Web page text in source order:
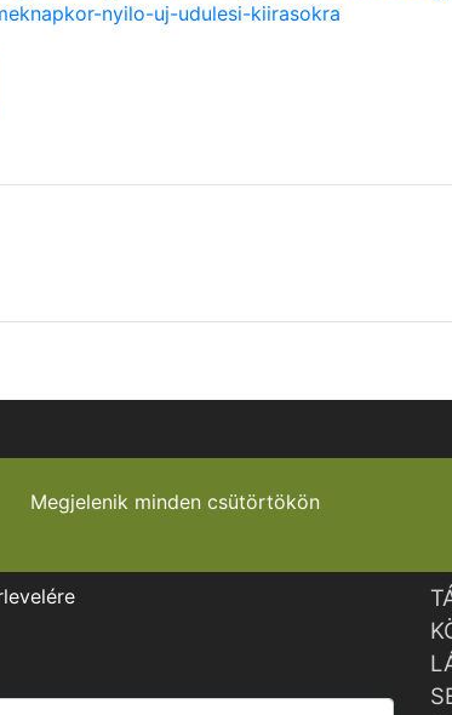
nyilo-uj-udulesi-kiirasokra
Megjelenik minden csütörtökön